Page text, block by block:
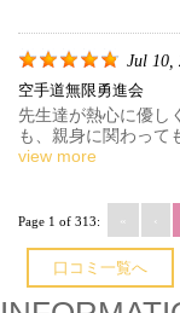
Jul 10,
空手道無限勇進会
先生達が熱心に優し
も、親身に関わって
view more
Page 1 of 313: « ‹
口コミ一覧へ